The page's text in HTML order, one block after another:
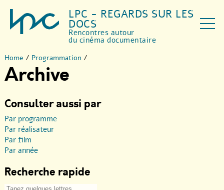
LPC - REGARDS SUR LES
DOCS
Rencontres autour
du cinéma documentaire
Home / Programmation /
Archive
Consulter aussi par
Par programme
Par réalisateur
Par film
Par année
Recherche rapide